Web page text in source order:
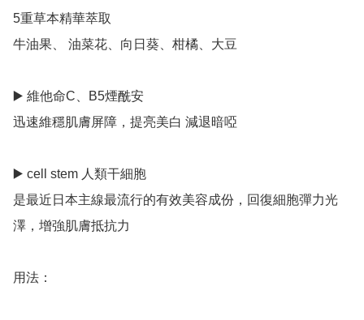
5重草本精華萃取
牛油果、 油菜花、向日葵、柑橘、大豆
▶️ 維他命C、B5煙酰安
迅速維穩肌膚屏障，提亮美白 減退暗啞
▶️ cell stem 人類干細胞
是最近日本主線最流行的有效美容成份，回復細胞彈力光
澤，增強肌膚抵抗力
用法：